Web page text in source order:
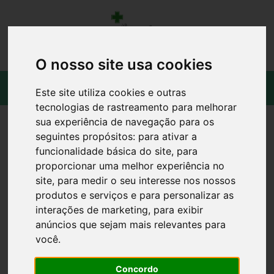
O nosso site usa cookies
Este site utiliza cookies e outras
tecnologias de rastreamento para melhorar
sua experiência de navegação para os
seguintes propósitos: para ativar a
funcionalidade básica do site, para
proporcionar uma melhor experiência no
site, para medir o seu interesse nos nossos
produtos e serviços e para personalizar as
interações de marketing, para exibir
anúncios que sejam mais relevantes para
você.
Concordo